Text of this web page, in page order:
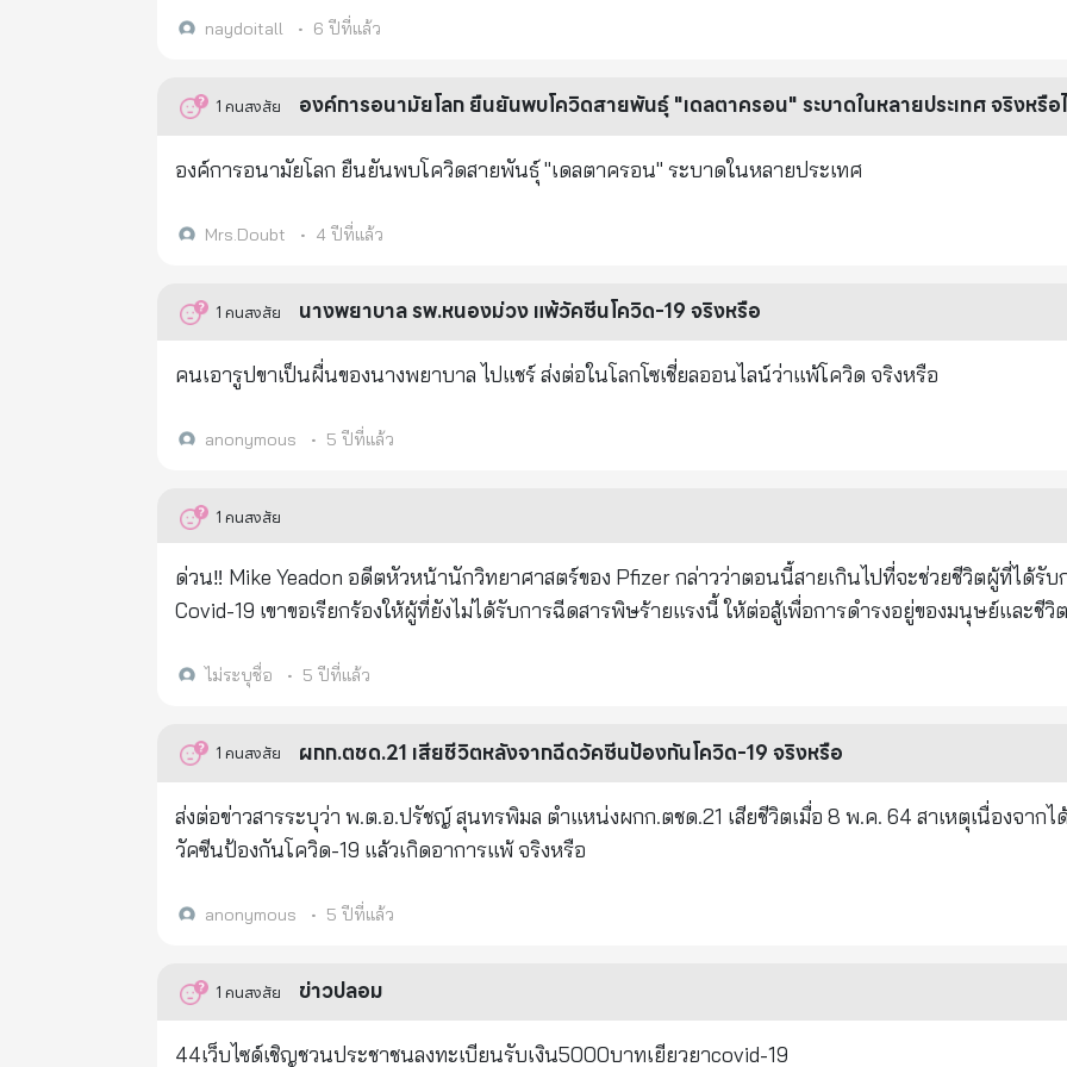
อากาศได้ ในสถานที่ที่มีผู้คนแออัด สถานที่ปิด หรือมีการระบายอากาศที่ไม่ดี
naydoitall • 6 ปีที่แล้ว
1 คนสงสัย องค์การอนามัยโลก ยืนยันพบโควิดสายพันธุ์ "เดลตาครอน" ระบาดในหลายประเทศ จริงหรือ
องค์การอนามัยโลก ยืนยันพบโควิดสายพันธุ์ "เดลตาครอน" ระบาดในหลายประเทศ
Mrs.Doubt • 4 ปีที่แล้ว
1 คนสงสัย นางพยาบาล รพ.หนองม่วง แพ้วัคซีนโควิด-19 จริงหรือ
คนเอารูปขาเป็นผื่นของนางพยาบาล ไปแชร์ ส่งต่อในโลกโซเชี่ยลออนไลน์ว่าแพ้โควิด จริงหรือ
anonymous • 5 ปีที่แล้ว
1 คนสงสัย
ด่วน‼ Mike Yeadon อดีตหัวหน้านักวิทยาศาสตร์ของ Pfizer กล่าวว่าตอนนี้สายเกินไปที่จะช่วยชีวิตผู้ที่ได้รับการฉีดวัคซีน
Covid-19 เขาขอเรียกร้องให้ผู้ที่ยังไม่ได้รับการฉีดสารพิษร้ายแรงนี้ ให้ต่อสู้เพื่อการดำรงอยู่ของมนุษย์และชีวิตของลูกหลาน
ชีวิตอยู่ ทันทีที่ได้รับการฉีดเข็ม แรกประมาณ 0.8% ของผู้คนที่รับ จะเสียชีวิตภายใน 2 สัปดาห์. ผู้ที่ยังรอดชีวิต...มีจะอายุขัย
เพื่อทำให้เกิดความเสื่อมโทรมของอวัยวะอย่างเฉพาะเจาะจง เช่น หัวใจ ปอด และสมอง ... ด้วยความคุ้นเคยอ
Yeadon กล่าวว่าเป้าหมายสุดท้ายของปัจจุบันของการฉีดวัคซีน..อาจเป็นเพียงเหตุการณ์การลดจำนวนประชา
ทำให้สงครามโลกทั้งหมดที่รวมกันดูเหมือนเป็นเพียงการสร้างมิกกี้เมาส์ 'หลายพันล้านคนได้รับผลร้ายไปแล้ว... ความตาย
เป็นการประมาณที่เมตตาแล้วสำหรับระยะเวลาที่พวกเขาคาดหวังว่าจะมีชีวิตอยู่ "
way-that-could-lead-to-your-death
ไม่ระบุชื่อ • 5 ปีที่แล้ว
1 คนสงสัย ผกก.ตชด.21 เสียชีวิตหลังจากฉีดวัคซีนป้องกันโควิด-19 จริงหรือ
ส่งต่อข่าวสารระบุว่า พ.ต.อ.ปรัชญ์ สุนทรพิมล ตำแหน่งผกก.ตชด.21 เสียชีวิตเมื่อ 8 พ.ค. 64 สาเหตุเนื่องจาก
วัคซีนป้องกันโควิด-19 แล้วเกิดอาการแพ้ จริงหรือ
anonymous • 5 ปีที่แล้ว
1 คนสงสัย ข่าวปลอม
44เว็บไซด์เชิญชวนประชาชนลงทะเบียนรับเงิน5000บาทเยียวยาcovid-19